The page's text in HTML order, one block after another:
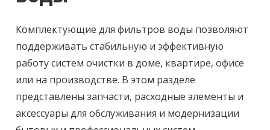
Комплектующие для фильтров воды позволяют
поддерживать стабильную и эффективную
работу систем очистки в доме, квартире, офисе
или на производстве. В этом разделе
представлены запчасти, расходные элементы и
аксессуары для обслуживания и модернизации